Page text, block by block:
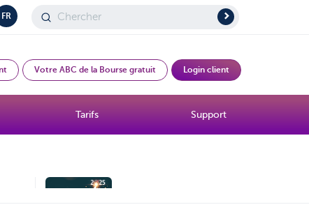
FR
Votre ABC de la Bourse gratuit Login client
Tarifs Support